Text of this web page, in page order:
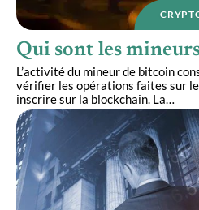
Qui sont les
L’activité du mineur de bitcoin
vérifier les opérations faites sur le
inscrire sur la blockchain. La…